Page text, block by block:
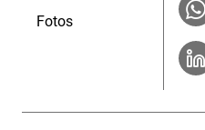
Fotos